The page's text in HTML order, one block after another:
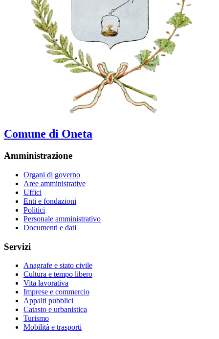
Comune di Oneta
Amministrazione
Organi di governo
Aree amministrative
Uffici
Enti e fondazioni
Politici
Personale amministrativo
Documenti e dati
Servizi
Anagrafe e stato civile
Cultura e tempo libero
Vita lavorativa
Imprese e commercio
Appalti pubblici
Catasto e urbanistica
Turismo
Mobilità e trasporti